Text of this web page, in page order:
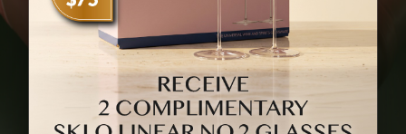
阿根廷
澳大利亚
智利